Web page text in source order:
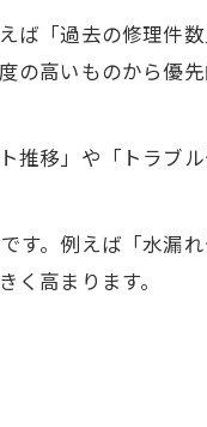
ば「過去の修理件
の高いものから優
推移」や「トラブ
す。例えば「水漏
く高まります。